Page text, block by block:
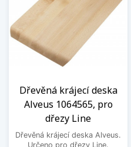
Dřevěná krájecí deska
Alveus 1064565, pro
dřezy Line
Dřevěná krájecí deska Alveus.
Určeno pro dřezy Line.